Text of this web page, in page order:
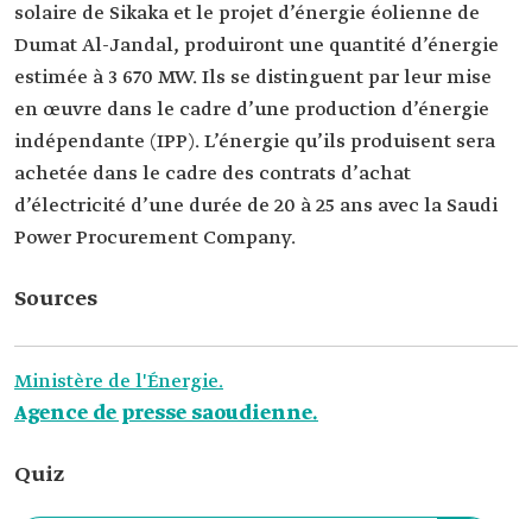
solaire de Sikaka et le projet d’énergie éolienne de
Dumat Al-Jandal, produiront une quantité d’énergie
estimée à 3 670 MW. Ils se distinguent par leur mise
en œuvre dans le cadre d’une production d’énergie
indépendante (IPP). L’énergie qu’ils produisent sera
achetée dans le cadre des contrats d’achat
d’électricité d’une durée de 20 à 25 ans avec la Saudi
Power Procurement Company.
Sources
Ministère de l'Énergie.
Agence de presse saoudienne.
Quiz